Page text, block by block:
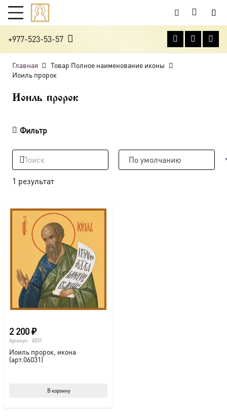
+977-523-53-57
Главная
Товар Полное наименование иконы
Иоиль пророк
Иоиль пророк
Фильтр
1 результат
2 200₽
Артикул: 6031
Иоиль пророк, икона
(арт.06031)
В корзину